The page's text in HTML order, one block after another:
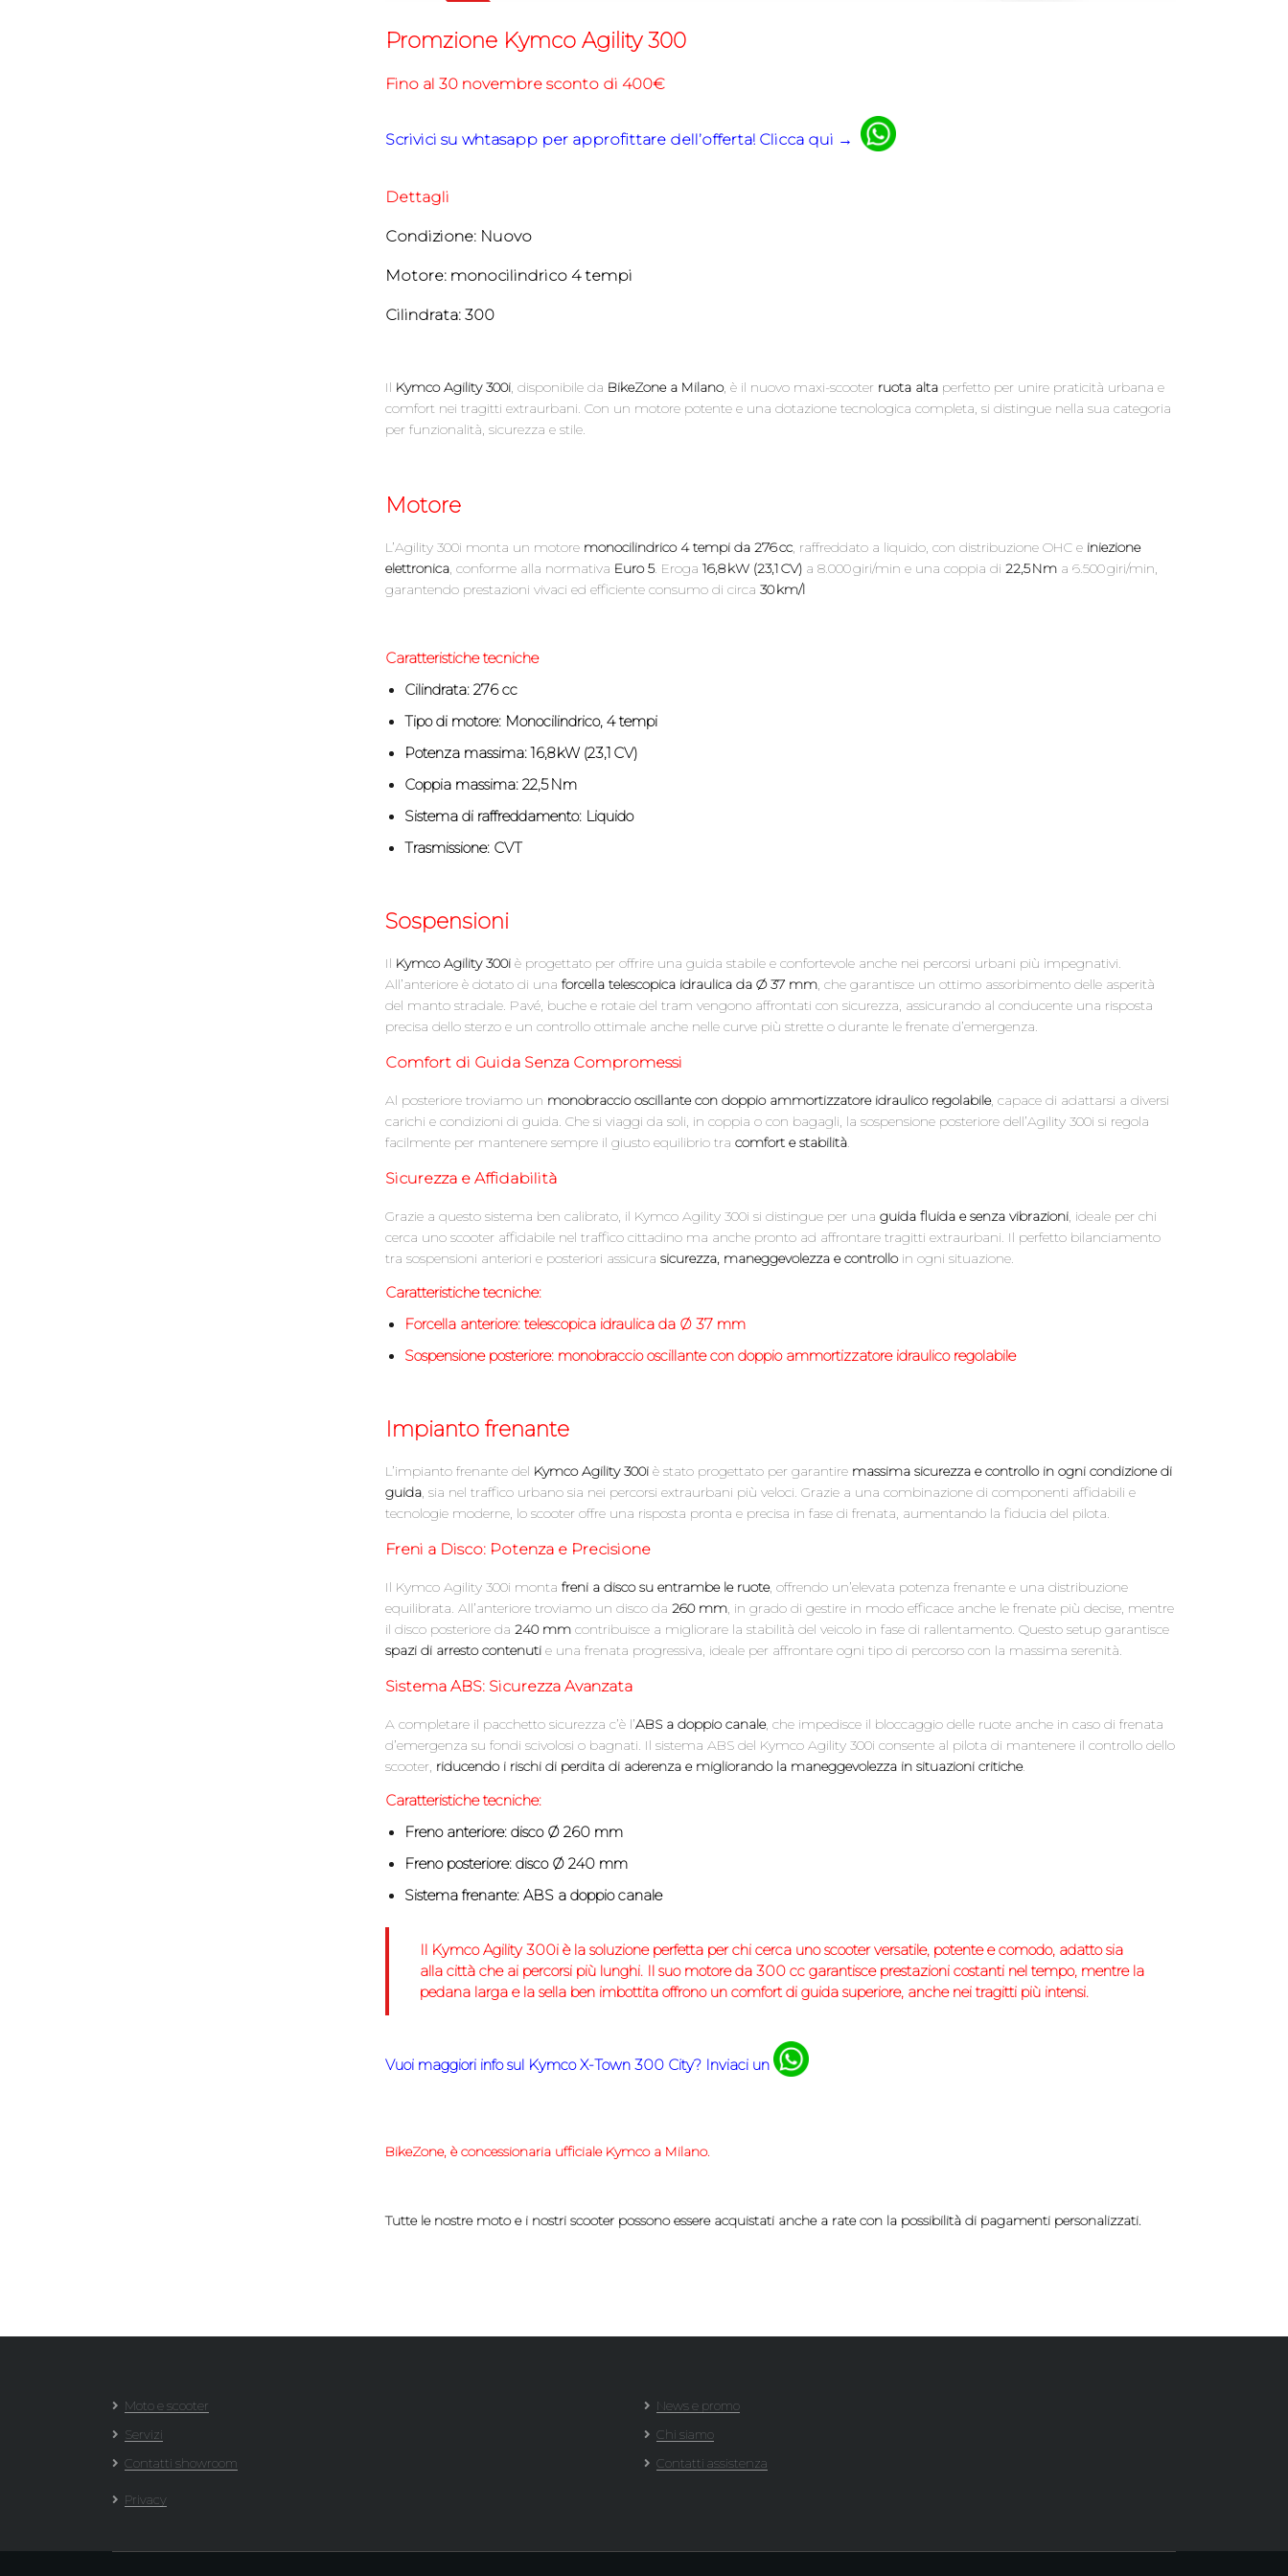
Promzione Kymco Agility 300
Fino al 30 novembre sconto di 400€
Scrivici su whtasapp per approfittare dell’offerta! Clicca qui →
Dettagli
Condizione: Nuovo
Motore: monocilindrico 4 tempi
Cilindrata: 300
Il Kymco Agility 300i, disponibile da BikeZone a Milano, è il nuovo maxi-scooter ruota alta perfetto per unire praticità urbana e
comfort nei tragitti extraurbani. Con un motore potente e una dotazione tecnologica completa, si distingue nella sua categoria
per funzionalità, sicurezza e stile.
Motore
L’Agility 300i monta un motore monocilindrico 4 tempi da 276 cc, raffreddato a liquido, con distribuzione OHC e iniezione
elettronica, conforme alla normativa Euro 5. Eroga 16,8 kW (23,1 CV) a 8.000 giri/min e una coppia di 22,5 Nm a 6.500 giri/min,
garantendo prestazioni vivaci ed efficiente consumo di circa 30 km/l
Caratteristiche tecniche
Cilindrata: 276 cc
Tipo di motore: Monocilindrico, 4 tempi
Potenza massima: 16,8 kW (23,1 CV)
Coppia massima: 22,5 Nm
Sistema di raffreddamento: Liquido
Trasmissione: CVT
Sospensioni
Il Kymco Agility 300i è progettato per offrire una guida stabile e confortevole anche nei percorsi urbani più impegnativi.
All’anteriore è dotato di una forcella telescopica idraulica da Ø 37 mm, che garantisce un ottimo assorbimento delle asperità
del manto stradale. Pavé, buche e rotaie del tram vengono affrontati con sicurezza, assicurando al conducente una risposta
precisa dello sterzo e un controllo ottimale anche nelle curve più strette o durante le frenate d’emergenza.
Comfort di Guida Senza Compromessi
Al posteriore troviamo un monobraccio oscillante con doppio ammortizzatore idraulico regolabile, capace di adattarsi a diversi
carichi e condizioni di guida. Che si viaggi da soli, in coppia o con bagagli, la sospensione posteriore dell’Agility 300i si regola
facilmente per mantenere sempre il giusto equilibrio tra comfort e stabilità.
Sicurezza e Affidabilità
Grazie a questo sistema ben calibrato, il Kymco Agility 300i si distingue per una guida fluida e senza vibrazioni, ideale per chi
cerca uno scooter affidabile nel traffico cittadino ma anche pronto ad affrontare tragitti extraurbani. Il perfetto bilanciamento
tra sospensioni anteriori e posteriori assicura sicurezza, maneggevolezza e controlloin ogni situazione.
Caratteristiche tecniche:
Forcella anteriore: telescopica idraulica da Ø 37 mm
Sospensione posteriore: monobraccio oscillante con doppio ammortizzatore idraulico regolabile
Impianto frenante
L’impianto frenante del Kymco Agility 300i è stato progettato per garantire massima sicurezza e controllo in ogni condizione di
guida, sia nel traffico urbano sia nei percorsi extraurbani più veloci. Grazie a una combinazione di componenti affidabili e
tecnologie moderne, lo scooter offre una risposta pronta e precisa in fase di frenata, aumentando la fiducia del pilota.
Freni a Disco: Potenza e Precisione
Il Kymco Agility 300i monta freni a disco su entrambe le ruote, offrendo un’elevata potenza frenante e una distribuzione
equilibrata. All’anteriore troviamo un disco da 260 mm, in grado di gestire in modo efficace anche le frenate più decise, mentre
il disco posteriore da 240 mm contribuisce a migliorare la stabilità del veicolo in fase di rallentamento. Questo setup garantisce
spazi di arresto contenuti e una frenata progressiva, ideale per affrontare ogni tipo di percorso con la massima serenità.
Sistema ABS: Sicurezza Avanzata
A completare il pacchetto sicurezza c’è l’ABS a doppio canale, che impedisce il bloccaggio delle ruote anche in caso di frenata
d’emergenza su fondi scivolosi o bagnati. Il sistema ABS del Kymco Agility 300i consente al pilota di mantenere il controllo dello
scooter, riducendo i rischi di perdita di aderenza e migliorando la maneggevolezza in situazioni critiche.
Caratteristiche tecniche:
Freno anteriore: disco Ø 260 mm
Freno posteriore: disco Ø 240 mm
Sistema frenante: ABS a doppio canale
Il Kymco Agility 300i è la soluzione perfetta per chi cerca uno scooter versatile, potente e comodo, adatto sia
alla città che ai percorsi più lunghi. Il suo motore da 300 cc garantisce prestazioni costanti nel tempo, mentre la
pedana larga e la sella ben imbottita offrono un comfort di guida superiore, anche nei tragitti più intensi.
Vuoi maggiori info sul Kymco X-Town 300 City? Inviaci un
BikeZone, è concessionaria ufficialeKymcoa Milano.
Tutte le nostre moto e i nostri scooter possono essere acquistati anche a rate con la possibilità di pagamenti personalizzati.
Moto e scooter
News e promo
Servizi
Chi siamo
Contatti showroom
Contatti assistenza
Privacy